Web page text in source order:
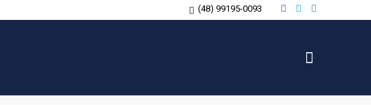
(48) 99195-0093